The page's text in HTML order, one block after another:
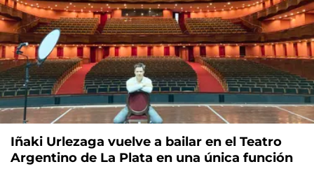
Iñaki Urlezaga vuelve a bailar en el Teatro
Argentino de La Plata en una única función